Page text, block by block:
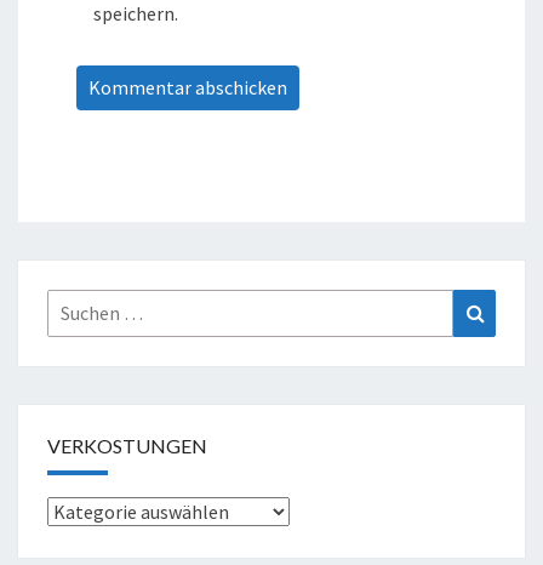
speichern.
Suche
nach:
VERKOSTUNGEN
Verkostungen